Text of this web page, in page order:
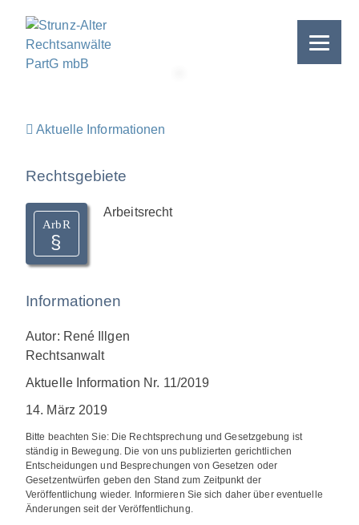
Aktuelle Informationen
Rechtsgebiete
ArbR
Arbeitsrecht
Informationen
Autor: René Illgen
Rechtsanwalt
Aktuelle Information Nr. 11/2019
14. März 2019
Bitte beachten Sie: Die Rechtsprechung und Gesetzgebung ist
ständig in Bewegung. Die von uns publizierten gerichtlichen
Entscheidungen und Besprechungen von Gesetzen oder
Gesetzentwürfen geben den Stand zum Zeitpunkt der
Veröffentlichung wieder. Informieren Sie sich daher über eventuelle
Änderungen seit der Veröffentlichung.